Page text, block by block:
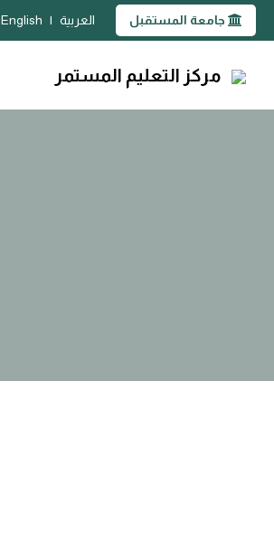
جامعة المستقبل العربية |
English
مركز التعليم المستمر